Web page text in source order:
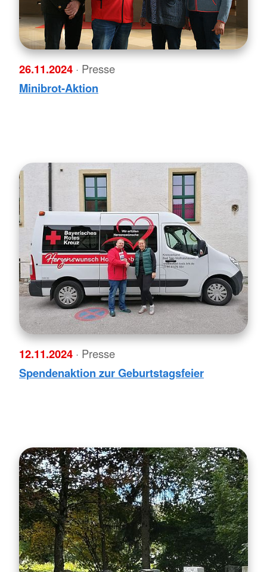
26.11.2024 · Presse
Minibrot-Aktion
12.11.2024 · Presse
Spendenaktion zur Geburtstagsfeier